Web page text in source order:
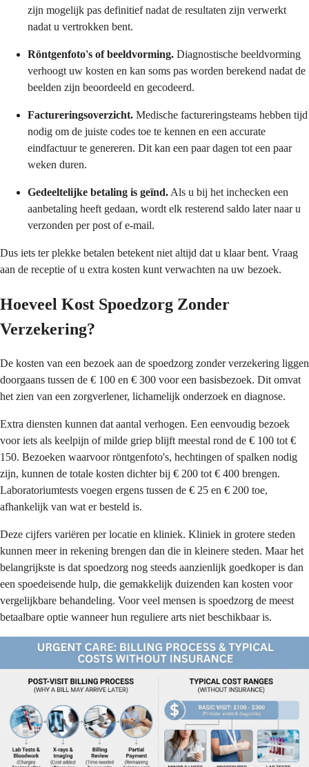
zijn mogelijk pas definitief nadat de resultaten zijn verwerkt
nadat u vertrokken bent.
Röntgenfoto's of beeldvorming. Diagnostische beeldvorming
verhoogt uw kosten en kan soms pas worden berekend nadat de
beelden zijn beoordeeld en gecodeerd.
Factureringsoverzicht. Medische factureringsteams hebben tijd
nodig om de juiste codes toe te kennen en een accurate
eindfactuur te genereren. Dit kan een paar dagen tot een paar
weken duren.
Gedeeltelijke betaling is geïnd. Als u bij het inchecken een
aanbetaling heeft gedaan, wordt elk resterend saldo later naar u
verzonden per post of e-mail.
Dus iets ter plekke betalen betekent niet altijd dat u klaar bent. Vraag
aan de receptie of u extra kosten kunt verwachten na uw bezoek.
Hoeveel Kost Spoedzorg Zonder
Verzekering?
De kosten van een bezoek aan de spoedzorg zonder verzekering liggen
doorgaans tussen de € 100 en € 300 voor een basisbezoek. Dit omvat
het zien van een zorgverlener, lichamelijk onderzoek en diagnose.
Extra diensten kunnen dat aantal verhogen. Een eenvoudig bezoek
voor iets als keelpijn of milde griep blijft meestal rond de € 100 tot €
150. Bezoeken waarvoor röntgenfoto's, hechtingen of spalken nodig
zijn, kunnen de totale kosten dichter bij € 200 tot € 400 brengen.
Laboratoriumtests voegen ergens tussen de € 25 en € 200 toe,
afhankelijk van wat er besteld is.
Deze cijfers variëren per locatie en kliniek. Kliniek in grotere steden
kunnen meer in rekening brengen dan die in kleinere steden. Maar het
belangrijkste is dat spoedzorg nog steeds aanzienlijk goedkoper is dan
een spoedeisende hulp, die gemakkelijk duizenden kan kosten voor
vergelijkbare behandeling. Voor veel mensen is spoedzorg de meest
betaalbare optie wanneer hun reguliere arts niet beschikbaar is.